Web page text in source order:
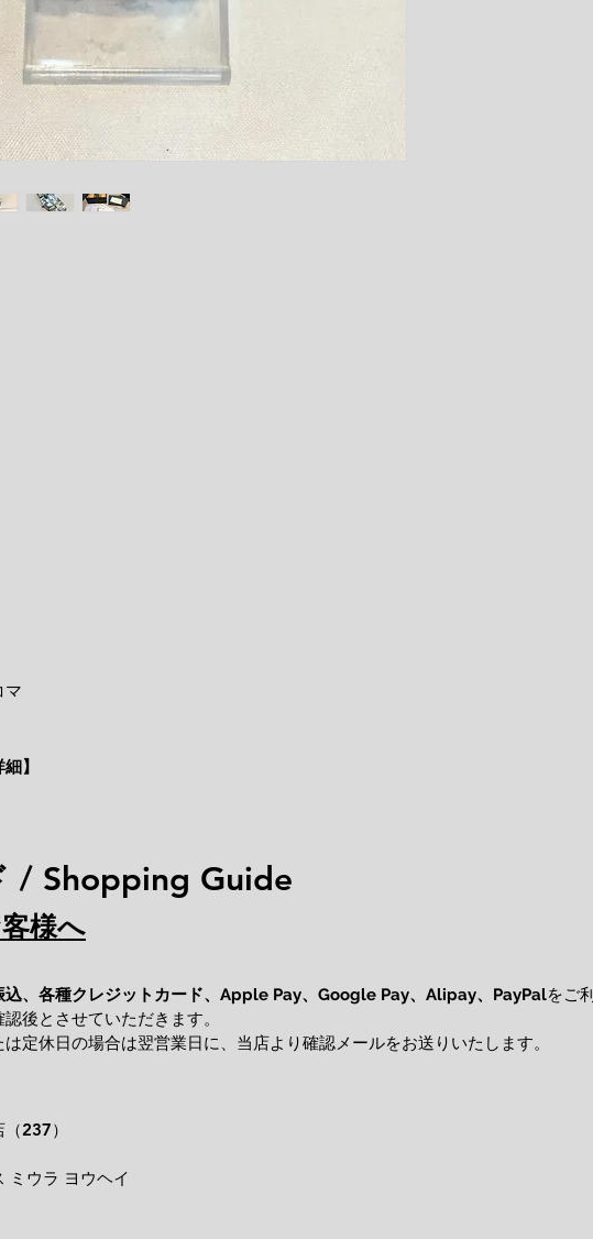
マ
】
/ Shopping Guide
様へ
、各種クレジットカード、 Apple Pay、Google Pay、Alipay、PayPalをご
後とさせていただきます。
定休日の場合は翌営業日に、当店より確認メールをお送りいたします。
237）
ミウラ ヨウヘイ